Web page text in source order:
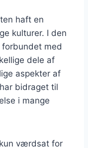
haft en
kulturer. I den
med
dele af
aspekter af
bidraget til
i mange
værdsat for